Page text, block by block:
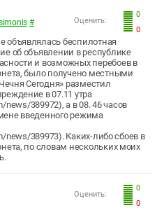
0
0
Оценить:
#
беспилотная
об объявлении в республике
и возможных перебоев в
было получено местными
Сегодня» разместил
в 07.11 утра
news/389972), а в 08. 46 часов
введенного режима
news/389973). Каких-либо сбоев в
по словам нескольких моих
0
0
Оценить: